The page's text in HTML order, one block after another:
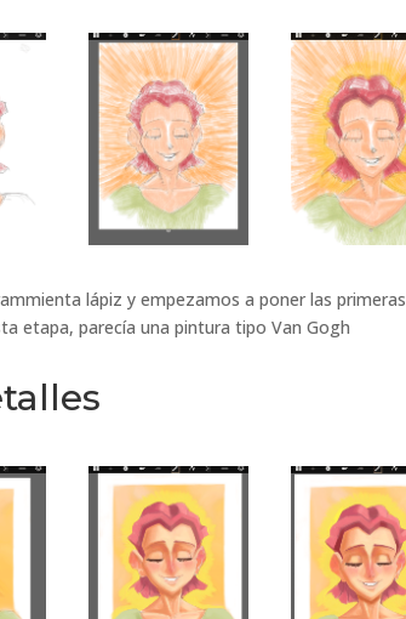
lápiz y empezamos a poner las primeras
etapa, parecía una pintura tipo Van Gogh